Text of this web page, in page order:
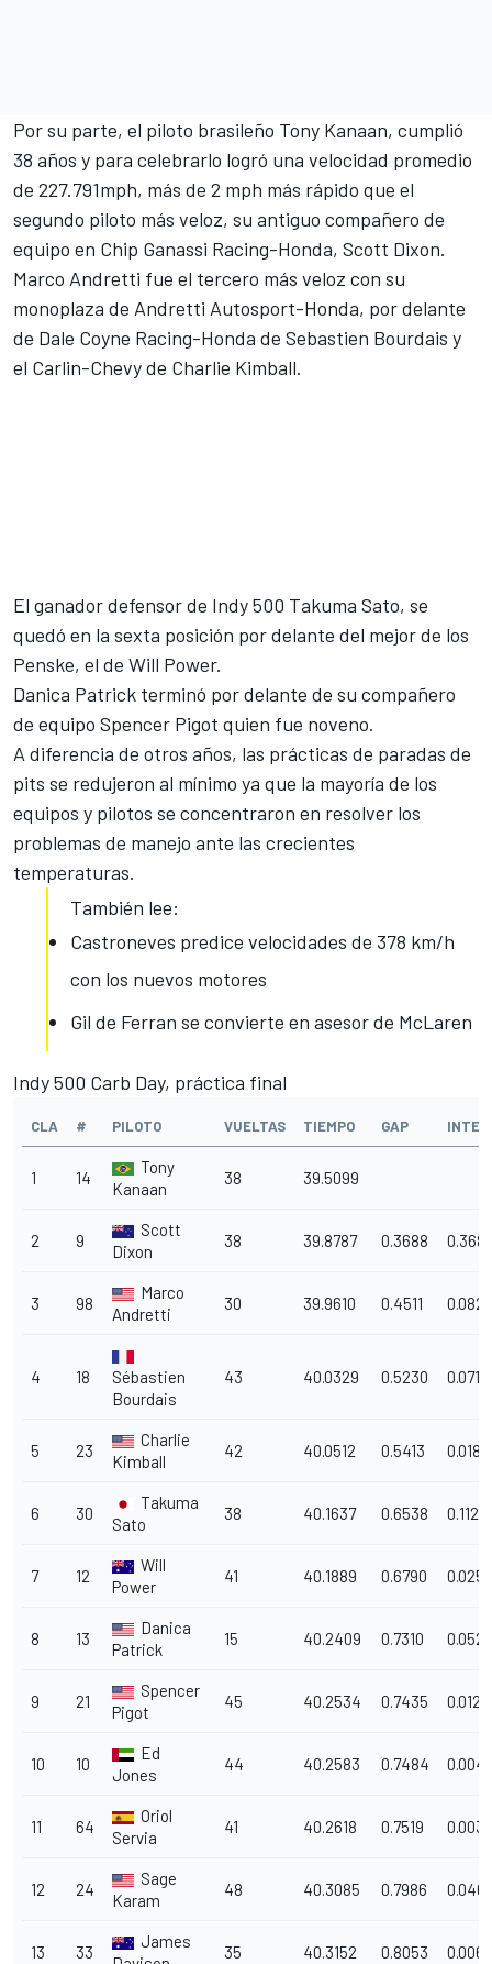
Por su parte, el piloto brasileño Tony Kanaan, cumplió
38 años y para celebrarlo logró una velocidad promedio
de 227.791mph, más de 2 mph más rápido que el
segundo piloto más veloz, su antiguo compañero de
equipo en Chip Ganassi Racing-Honda, Scott Dixon.
Marco Andretti fue el tercero más veloz con su
monoplaza de Andretti Autosport-Honda, por delante
de Dale Coyne Racing-Honda de Sebastien Bourdais y
el Carlin-Chevy de Charlie Kimball.
El ganador defensor de Indy 500 Takuma Sato, se
quedó en la sexta posición por delante del mejor de los
Penske, el de Will Power.
Danica Patrick terminó por delante de su compañero
de equipo Spencer Pigot quien fue noveno.
A diferencia de otros años, las prácticas de paradas de
pits se redujeron al mínimo ya que la mayoría de los
equipos y pilotos se concentraron en resolver los
problemas de manejo ante las crecientes
temperaturas.
También lee:
Castroneves predice velocidades de 378 km/h
con los nuevos motores
Gil de Ferran se convierte en asesor de McLaren
Indy 500 Carb Day, práctica final
CLA # PILOTO VUELTAS TIEMPO GAP
1 14
Tony
Kanaan
38 39.5099
2 9
Scott
Dixon
38 39.8787 0.3688
3 98
Marco
Andretti
30 39.9610 0.4511 0.0823
4 18
Sébastien
Bourdais
43 40.0329 0.5230 0.0719
5 23
Charlie
Kimball
42 40.0512 0.5413 0.0183
6 30
Takuma
Sato
38 40.1637 0.6538 0.1125
7 12
Will
Power
41 40.1889 0.6790 0.0252
8 13
Danica
Patrick
15 40.2409 0.7310 0.0520
9 21
Spencer
Pigot
45 40.2534 0.7435 0.0125
10 10
Ed
Jones
44 40.2583 0.7484
11 64
Oriol
Servia
41 40.2618 0.7519 0.0035
12 24
Sage
Karam
48 40.3085 0.7986 0.0467
13 33
James
35 40.3152 0.8053 0.0067